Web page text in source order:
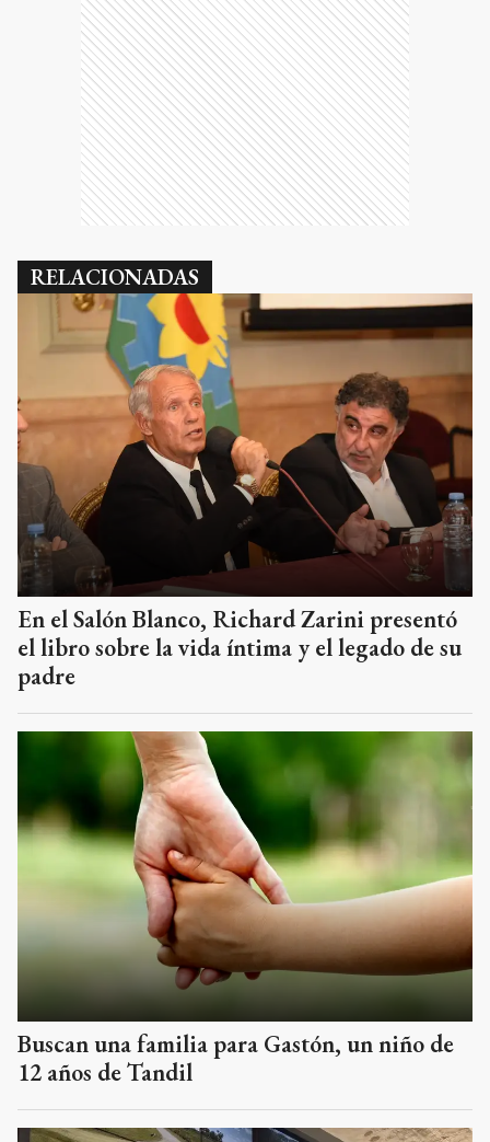
RELACIONADAS
En el Salón Blanco, Richard Zarini presentó
el libro sobre la vida íntima y el legado de su
padre
Buscan una familia para Gastón, un niño de
12 años de Tandil